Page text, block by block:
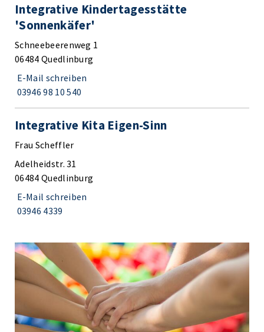
Integrative Kindertagesstätte
'Sonnenkäfer'
Schneebeerenweg 1
06484 Quedlinburg
E-Mail schreiben
03946 98 10 540
Integrative Kita Eigen-Sinn
Frau Scheffler
Adelheidstr. 31
06484 Quedlinburg
E-Mail schreiben
03946 4339